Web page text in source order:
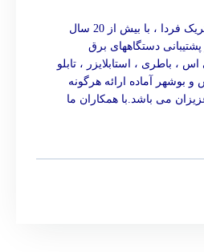
شرکت پیشرو رسانا الکتریک فردا ، با بیش از 20 سال
دستگاههای برق
، باطری ، استابلایزر ، تابلو
و بوشهر آماده ارائه هرگونه
می باشد.با همکاران ما